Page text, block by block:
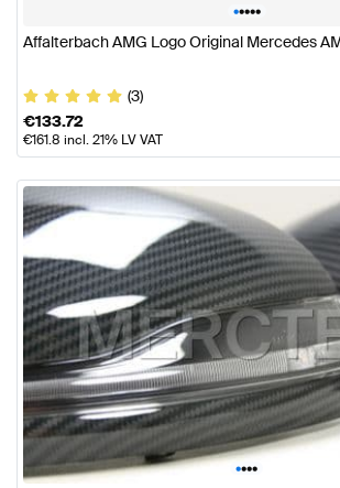
•••••
Affalterbach AMG Logo Original Mercedes
(3)
€133.72
€161.8 incl. 21% LV VAT
••••